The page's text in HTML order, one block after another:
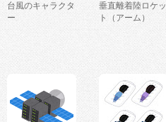
台風のキャラクタ
ー
垂直離着陸ロケッ
ト（アーム）